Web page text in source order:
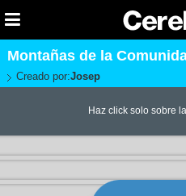
Montañas de la
Creado por:Josep
Haz click solo sobre